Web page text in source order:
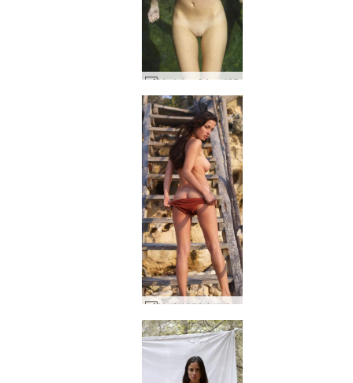
Muriela nāriņa #35
Muriel bikini sesija #63